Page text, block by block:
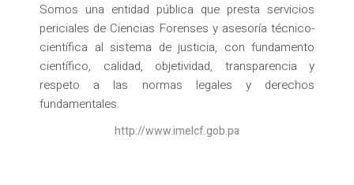
Somos una entidad pública que presta servicios
periciales de Ciencias Forenses y asesoría técnico-
científica al sistema de justicia, con fundamento
científico, calidad, objetividad, transparencia y
respeto a las normas legales y derechos
fundamentales.
http://www.imelcf.gob.pa